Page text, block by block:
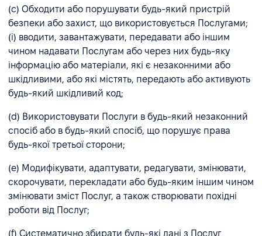
(c) Обходити або порушувати будь-який пристрій
безпеки або захист, що використовується Послугами;
(i) вводити, завантажувати, передавати або іншим
чином надавати Послугам або через них будь-яку
інформацію або матеріали, які є незаконними або
шкідливими, або які містять, передають або активують
будь-який шкідливий код;
(d) Використовувати Послуги в будь-який незаконний
спосіб або в будь-який спосіб, що порушує права
будь-якої третьої сторони;
(e) Модифікувати, адаптувати, редагувати, змінювати,
скорочувати, перекладати або будь-яким іншим чином
змінювати зміст Послуг, а також створювати похідні
роботи від Послуг;
(f) Систематично збирати будь-які дані з Послуг